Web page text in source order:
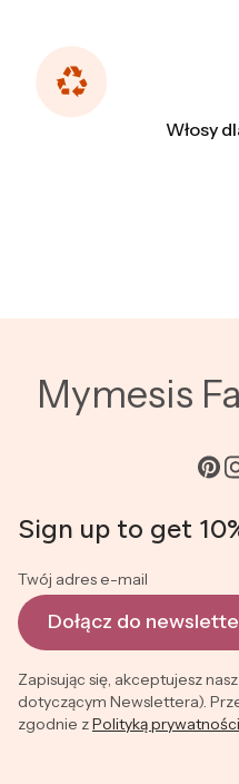
Włosy
Mymesis
Sign up to get
Twój adres e-mail
Dołącz do
Zapisując się, akceptujesz nasz
dotyczącym Newslettera).
zgodnie zPolityką prywatności